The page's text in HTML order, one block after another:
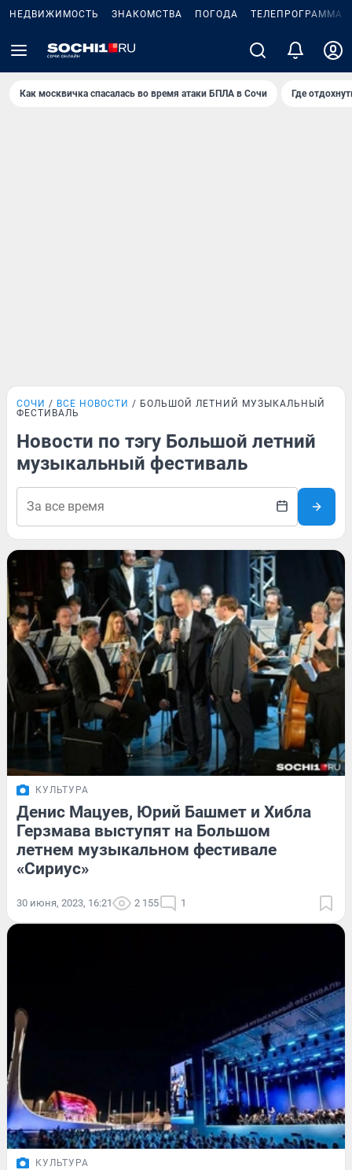
НЕДВИЖИМОСТЬ ЗНАКОМСТВА ПОГОДА ТЕЛЕПРОГРАММА
Как москвичка спасалась во время атаки БПЛА в Сочи Где
СОЧИ ВСЕ НОВОСТИ
БОЛЬШОЙ ЛЕТНИЙ МУЗЫКАЛЬНЫЙ
ФЕСТИВАЛЬ
Новости по тэгу Большой летний
музыкальный фестиваль
КУЛЬТУРА
Денис Мацуев, Юрий Башмет и Хибла
Герзмава выступят на Большом
летнем музыкальном фестивале
«Сириус»
30 июня, 2023, 16:21 2 155 1
КУЛЬТУРА